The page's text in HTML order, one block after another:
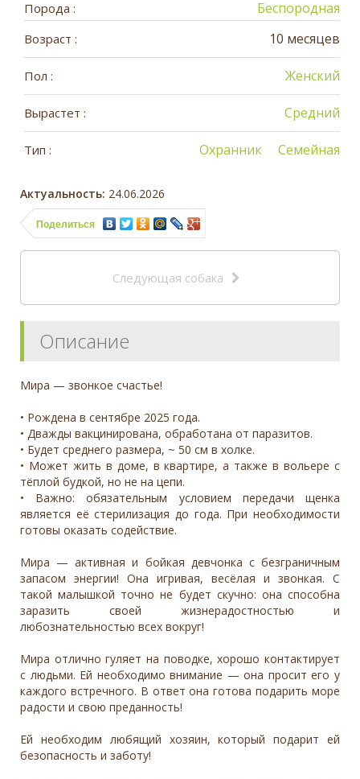
Порода : Беспородная
Возраст : 10 месяцев
Пол : Женский
Вырастет : Средний
Тип : Семейная
Охранник
Актуальность: 24.06.2026
Поделиться
Следующая собака
Описание
Мира — звонкое счастье!
• Рождена в сентябре 2025 года.
• Дважды вакцинирована, обработана от паразитов.
• Будет среднего размера, ~ 50 см в холке.
• Может жить в доме, в квартире, а также в вольере с
тёплой будкой, но не на цепи.
• Важно: обязательным условием передачи щенка
является её стерилизация до года. При необходимости
готовы оказать содействие.
Мира — активная и бойкая девчонка с безграничным
запасом энергии! Она игривая, весёлая и звонкая. С
такой малышкой точно не будет скучно: она способна
заразить своей жизнерадостностью и
любознательностью всех вокруг!
Мира отлично гуляет на поводке, хорошо контактирует
с людьми. Ей необходимо внимание — она просит его у
каждого встречного. В ответ она готова подарить море
радости и свою преданность!
Ей необходим любящий хозяин, который подарит ей
безопасность и заботу!